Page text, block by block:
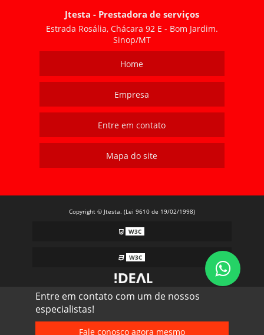
Entre em contato com um de nossos
especialistas!
Fale conosco agora mesmo
Jtesta - Prestadora de serviços
Estrada Rosália, Chácara 92 E - Bom Jardim.
Sinop/MT
Home
Empresa
Entre em contato
Mapa do site
Copyright © Jtesta. (Lei 9610 de 19/02/1998)
W3C
W3C